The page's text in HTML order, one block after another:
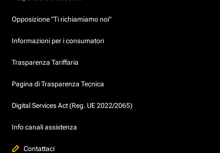
Opposizione "Ti richiamiamo noi"
Informazioni per i consumatori
Trasparenza Tariffaria
Pagina di Trasparenza Tecnica
Digital Services Act (Reg. UE 2022/2065)
Info canali assistenza
Contattaci